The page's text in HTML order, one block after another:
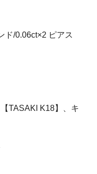
ド/0.06ct×2 ピアス
TASAKI K18】、キ